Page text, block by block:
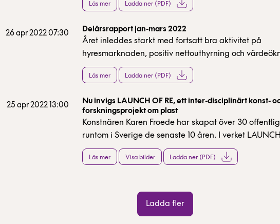
rapporten.
Läs mer Ladda ner (PDF)
26 apr 2022 07:30 Delårsrapport jan-mars 2022
Året inleddes starkt med fortsatt bra aktivitet på
hyresmarknaden, positiv nettouthyrning och
fastighetsportföljen. Projekten fortlöper enligt plan
projekt påbörjades under perioden. Två förvärv
Läs mer Ladda ner (PDF)
25 apr 2022 13:00
Nu invigs LAUNCH OF RE, ett inter-disciplinärt konst-
forskningsprojekt om plast
Konstnären Karen Froede har skapat över 30
runtom i Sverige de senaste 10 åren. I verket LAUNCH
ingår i konstinitiativet Street Gallery, reflekterar hon
plastkulturens olika uttryck och konsekvenser.
Läs mer Visa bilder Ladda ner (PDF)
Ladda fler